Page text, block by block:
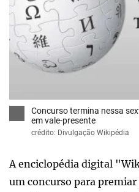
Concurso termina nessa
em vale-presente
crédito: Divulgação Wikipédia
A enciclopédia digital
um concurso para premiar